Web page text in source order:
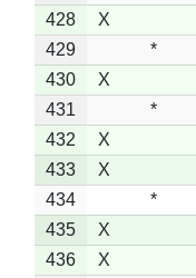
428
X
429
*
430
X
431
*
432
X
433
X
434
*
435
X
436
X